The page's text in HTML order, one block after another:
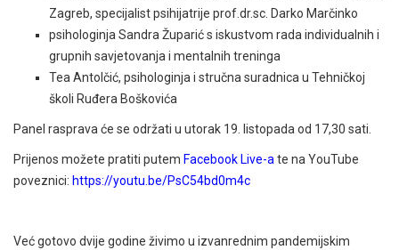
Zagreb, specijalist psihijatrije prof.dr.sc. Darko Marčinko
psihologinja Sandra Župarić s iskustvom rada individualnih i
grupnih savjetovanja i mentalnih treninga
Tea Antolčić, psihologinja i stručna suradnica u Tehničkoj
školi Ruđera Boškovića
Panel rasprava će se održati u utorak 19. listopada od 17,30 sati.
Prijenos možete pratiti putem Facebook Live-a te na YouTube
poveznici: https://youtu.be/PsC54bd0m4c
Već gotovo dvije godine živimo u izvanrednim pandemijskim